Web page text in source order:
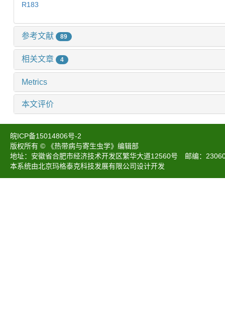
R183
参考文献 89
相关文章 4
Metrics
本文评价
皖ICP备15014806号-2
版权所有 © 《热带病与寄生虫学》编辑部
地址：安徽省合肥市经济技术开发区繁华大道12560号 邮编：
本系统由北京玛格泰克科技发展有限公司设计开发